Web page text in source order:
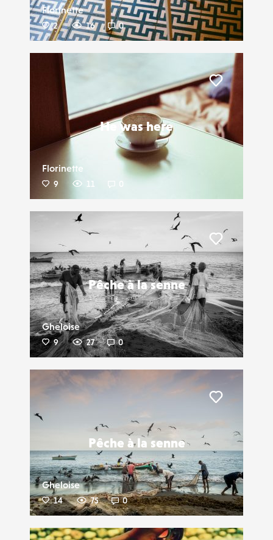
Florinette
2 16 0
He was here
Florinette
9 11 0
Pêche à la senne
Gheloise
9 27 0
Liker
Pêche à la senne
Gheloise
14 75 0